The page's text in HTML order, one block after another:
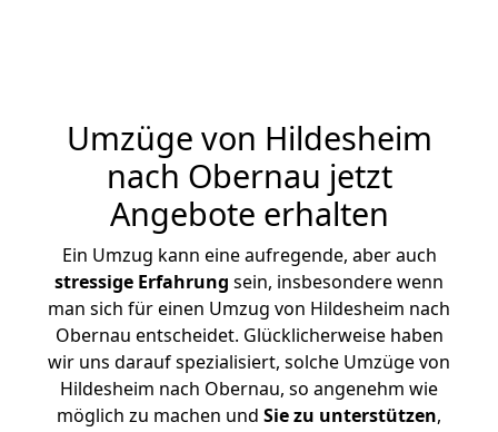
Umzüge von Hildesheim
nach Obernau jetzt
Angebote erhalten
Ein Umzug kann eine aufregende, aber auch
stressige Erfahrung sein, insbesondere wenn
man sich für einen Umzug von Hildesheim nach
Obernau entscheidet. Glücklicherweise haben
wir uns darauf spezialisiert, solche Umzüge von
Hildesheim nach Obernau, so angenehm wie
möglich zu machen und Sie zu unterstützen,